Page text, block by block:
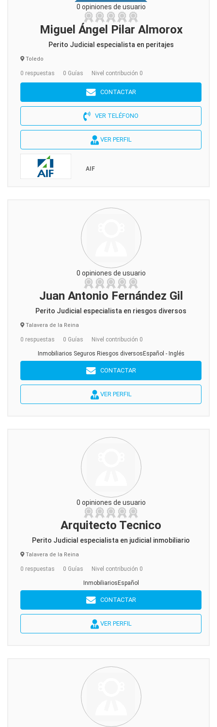
0 opiniones de usuario
Miguel Ángel Pilar Almorox
Perito Judicial especialista en peritajes
Toledo
0 respuestas 0 Guías Nivel contribución 0
CONTACTAR
VER TELÉFONO
VER PERFIL
AIF
0 opiniones de usuario
Juan Antonio Fernández Gil
Perito Judicial especialista en riesgos diversos
Talavera de la Reina
0 respuestas 0 Guías Nivel contribución 0
Inmobiliarios Seguros Riesgos diversosEspañol - Inglés
CONTACTAR
VER PERFIL
0 opiniones de usuario
Arquitecto Tecnico
Perito Judicial especialista en judicial inmobiliario
Talavera de la Reina
0 respuestas 0 Guías Nivel contribución 0
InmobiliariosEspañol
CONTACTAR
VER PERFIL